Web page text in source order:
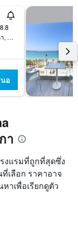
Grua, 5, ปาลมา มายอร์กา, มาจอร์กา, สเปน
อ
า
งแรมที่ถูกที่สุดซึ่ง
เลือก ราคาอาจ
าเพื่อเรียกดูตัว